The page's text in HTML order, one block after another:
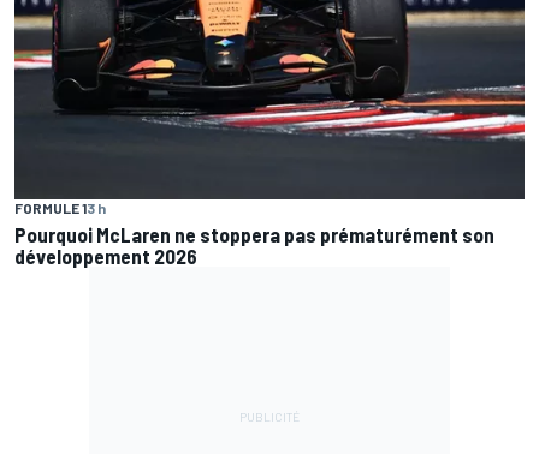
FORMULE 13 h
Pourquoi McLaren ne stoppera pas prématurément son
développement 2026